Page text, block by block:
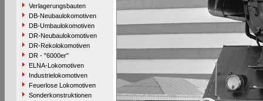
Verlagerungsbauten
DB-Neubaulokomotiven
DB-Umbaulokomotiven
DR-Neubaulokomotiven
DR-Rekolokomotiven
DR - "6000er"
ELNA-Lokomotiven
Industrielokomotiven
Feuerlose Lokomotiven
Sonderkonstruktionen